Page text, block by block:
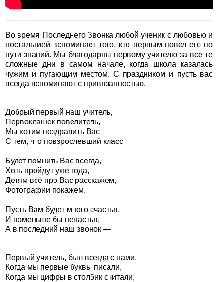
Во время Последнего Звонка любой ученик с любовью и
ностальгией вспоминает того, кто первым повел его по
пути знаний. Мы благодарны первому учителю за все те
сложные дни в самом начале, когда школа казалась
чужим и пугающим местом. С праздником и пусть вас
всегда вспоминают с привязанностью.
Добрый первый наш учитель,
Первоклашек повелитель,
Мы хотим поздравить Вас
С тем, что повзрослевший класс
Будет помнить Вас всегда,
Хоть пройдут уже года,
Детям всё про Вас расскажем,
Фотографии покажем.
Пусть Вам будет много счастья,
И поменьше бы ненастья,
А в последний наш звонок —
Первый учитель, был всегда с нами,
Когда мы первые буквы писали,
Когда мы цифры в столбик считали,